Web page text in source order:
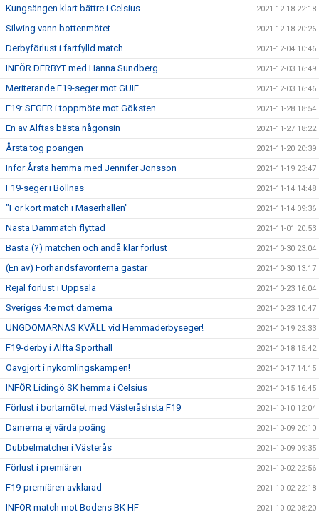
Kungsängen klart bättre i Celsius 2021-12-18 22:18
Silwing vann bottenmötet 2021-12-18 20:26
Derbyförlust i fartfylld match 2021-12-04 10:46
INFÖR DERBYT med Hanna Sundberg 2021-12-03 16:49
Meriterande F19-seger mot GUIF 2021-12-03 16:46
F19: SEGER i toppmöte mot Göksten 2021-11-28 18:54
En av Alftas bästa någonsin 2021-11-27 18:22
Årsta tog poängen 2021-11-20 20:39
Inför Årsta hemma med Jennifer Jonsson 2021-11-19 23:47
F19-seger i Bollnäs 2021-11-14 14:48
"För kort match i Maserhallen" 2021-11-14 09:36
Nästa Dammatch flyttad 2021-11-01 20:53
Bästa (?) matchen och ändå klar förlust 2021-10-30 23:04
(En av) Förhandsfavoriterna gästar 2021-10-30 13:17
Rejäl förlust i Uppsala 2021-10-23 16:04
Sveriges 4:e mot damerna 2021-10-23 10:47
UNGDOMARNAS KVÄLL vid Hemmaderbyseger! 2021-10-19 23:33
F19-derby i Alfta Sporthall 2021-10-18 15:42
Oavgjort i nykomlingskampen! 2021-10-17 14:15
INFÖR Lidingö SK hemma i Celsius 2021-10-15 16:45
Förlust i bortamötet med VästeråsIrsta F19 2021-10-10 12:04
Damerna ej värda poäng 2021-10-09 20:10
Dubbelmatcher i Västerås 2021-10-09 09:35
Förlust i premiären 2021-10-02 22:56
F19-premiären avklarad 2021-10-02 22:18
INFÖR match mot Bodens BK HF 2021-10-02 08:20